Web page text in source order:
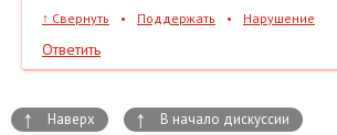
↑ Свернуть • Поддержать • Нарушение
Ответить
↑ Наверх ↑ В начало дискуссии